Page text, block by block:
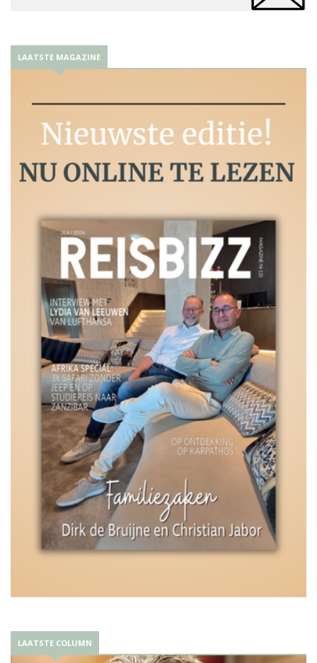
LAATSTE MAGAZINE
LAATSTE COLUMN